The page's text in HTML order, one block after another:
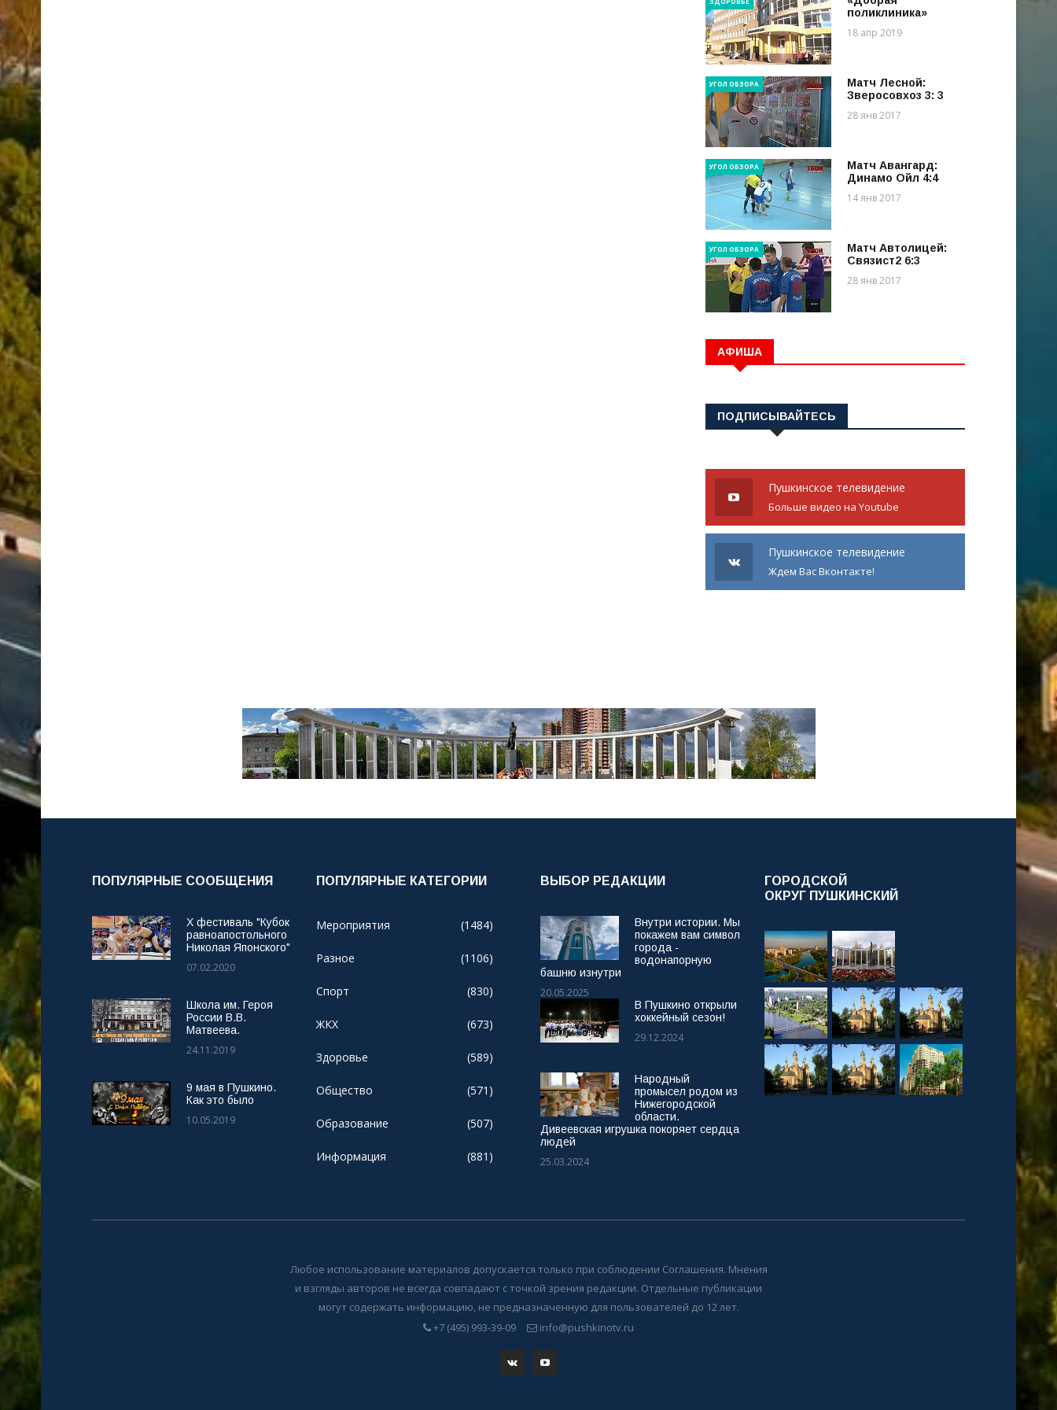
поликлиника»
18 апр 2019
УГОЛ ОБЗОРА
Матч Лесной:
Зверосовхоз 3: 3
28 янв 2017
УГОЛ ОБЗОРА
Матч Авангард:
Динамо Ойл 4:4
14 янв 2017
УГОЛ ОБЗОРА
Матч Автолицей:
Связист2 6:3
28 янв 2017
АФИША
ПОДПИСЫВАЙТЕСЬ
Пушкинское телевидение
Больше видео на Youtube
Пушкинское телевидение
Ждем Вас Вконтакте!
ПОПУЛЯРНЫЕ СООБЩЕНИЯ
X фестиваль "Кубок
равноапостольного
Николая Японского"
07.02.2020
Школа им. Героя
России В.В.
Матвеева.
24.11.2019
9 мая в Пушкино.
Как это было
10.05.2019
ПОПУЛЯРНЫЕ КАТЕГОРИИ
Мероприятия (1484)
Разное (1106)
Спорт (830)
ЖКХ (673)
Здоровье (589)
Общество (571)
Образование (507)
Информация (881)
ВЫБОР РЕДАКЦИИ
Внутри истории. Мы
покажем вам символ
города -
водонапорную
башню изнутри
20.05.2025
В Пушкино открыли
хоккейный сезон!
29.12.2024
Народный
промысел родом из
Нижегородской
области.
Дивеевская игрушка покоряет сердца
людей
25.03.2024
ГОРОДСКОЙ
ОКРУГ ПУШКИНСКИЙ
Любое использование материалов допускается только при соблюдении Соглашения. Мнения
и взгляды авторов не всегда совпадают с точкой зрения редакции. Отдельные публикации
могут содержать информацию, не предназначенную для пользователей до 12 лет.
+7 (495) 993-39-09
info@pushkinotv.ru